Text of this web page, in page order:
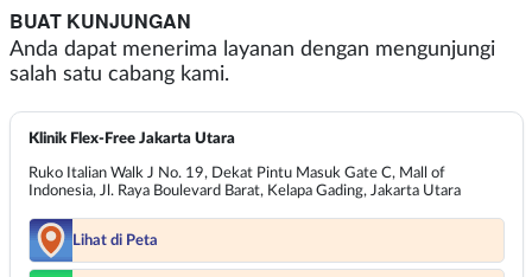
BUAT KUNJUNGAN
Anda dapat menerima layanan dengan mengunjungi
salah satu cabang kami.
Klinik Flex-Free Jakarta Utara
Ruko Italian Walk J No. 19, Dekat Pintu Masuk Gate C, Mall of
Indonesia, Jl. Raya Boulevard Barat, Kelapa Gading, Jakarta Utara
Lihat di Peta